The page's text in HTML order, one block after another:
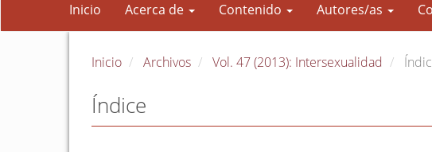
Inicio Acerca de Contenido Autores/as
Inicio Archivos Vol. 47 (2013): Intersexualidad
Índice